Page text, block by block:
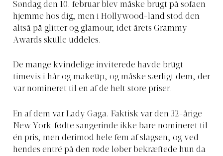
Søndag den 10. februar blev måske brugt på sofaen
hjemme hos dig, men i Hollywood-land stod den
altså på glitter og glamour, idet årets Grammy
Awards skulle uddeles.
De mange kvindelige inviterede havde brugt
timevis i hår og makeup, og måske særligt dem, der
var nomineret til en af de helt store priser.
En af dem var Lady Gaga. Faktisk var den 32-årige
New York-fødte sangerinde ikke bare nomineret til
én pris, men derimod hele fem af slagsen, og ved
hendes entré på den røde løber bekræftede hun da